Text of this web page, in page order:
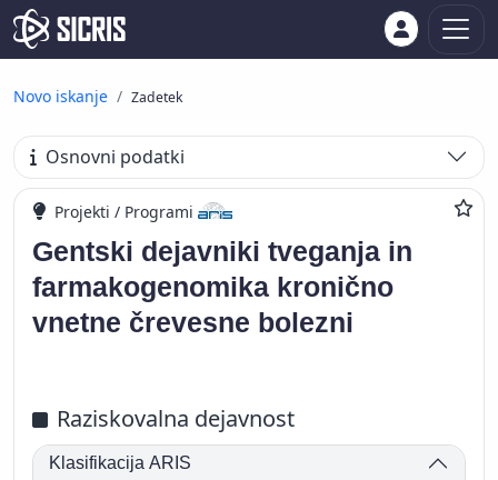
Novo iskanje Zadetek
Osnovni podatki
Projekti / Programi
Gentski dejavniki tveganja in
farmakogenomika kronično
vnetne črevesne bolezni
Raziskovalna dejavnost
Klasifikacija ARIS